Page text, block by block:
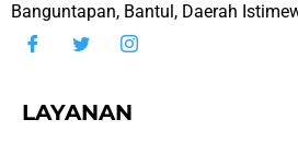
Banguntapan, Bantul, Daerah
LAYANAN